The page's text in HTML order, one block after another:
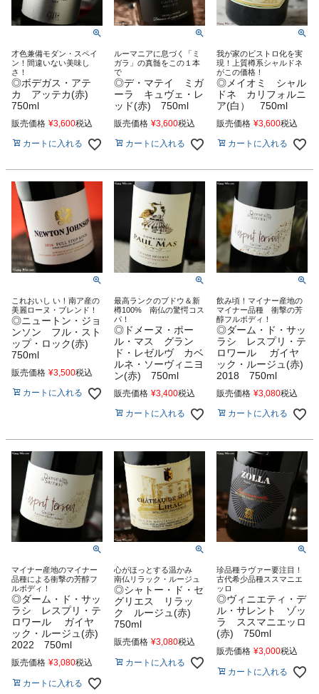
才色兼備モダン・スペイ
ン！間違いない美味し
さ！
◎ボデガス・アテ
カ アッテカ(赤)
750ml
販売価格 ¥3,600税込
カートに入れる
ルーマニアに息づく「ミ
ガラ」の真髄をこの１本
で
◎デ・マテイ ミガ
ーラ キュヴェ・レ
ッド(赤) 750ml
販売価格 ¥3,600税込
カートに入れる
我が家のビストロ化を実
現！上質樽系シャルドネ
がこの価格！
◎メイオミ シャル
ドネ カリフォルニ
ア(白） 750ml
販売価格 ¥3,600税込
カートに入れる
これおいし い！南ア産の
美麗ローヌ・ブレンド！
◎ニュートン・ジョ
ンソン フル・スト
ップ・ロック(赤)
750ml
販売価格 ¥3,500税込
カートに入れる
最高ランクのブドウ＆新
樽100% 南仏の驚愕コス
パ！
◎ドメーヌ・ポー
ル・マス グラン
ド・レゼルヴ カベ
ルネ・ソーヴィニヨ
ン(赤) 750ml
販売価格 ¥3,400税込
カートに入れる
飲み頃！マイナー産地の
マイナー品種 衝撃の芳
醇フルボディ！
◎ダーム・ド・サッ
ラシ レスプリ・テ
ロワール ガイヤ
ック・ルージュ(赤)
2018 750ml
販売価格 ¥3,080税込
カートに入れる
マイナー産地のマイナー
品種による衝撃の芳醇フ
ルボディ！
◎ダーム・ド・サッ
ラシ レスプリ・テ
ロワール ガイヤ
ック・ルージュ(赤)
2022 750ml
販売価格 ¥3,080税込
カートに入れる
心がほっとする温かみ
南仏リラック・ルージュ
◎シャトー・ド・セ
グリエス リラッ
ク ルージュ(赤)
750ml
販売価格 ¥3,080税込
カートに入れる
珍品種ラヴァー要注目！
古代希少品種ススマニエ
ッロ
◎ヴィニエティ・デ
ル・サレント ゾッ
ラ ススマニエッロ
(赤) 750ml
販売価格 ¥3,000税込
カートに入れる